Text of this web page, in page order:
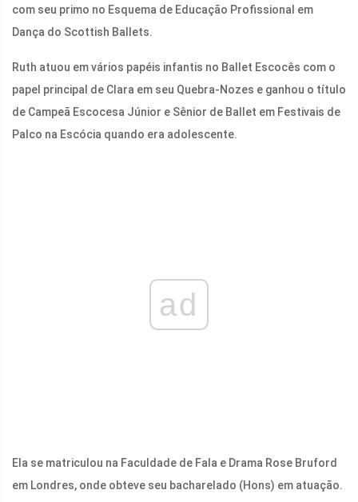
com seu primo no Esquema de Educação Profissional em
Dança do Scottish Ballets.
Ruth atuou em vários papéis infantis no Ballet Escocês com o
papel principal de Clara em seu Quebra-Nozes e ganhou o título
de Campeã Escocesa Júnior e Sênior de Ballet em Festivais de
Palco na Escócia quando era adolescente.
ad
Ela se matriculou na Faculdade de Fala e Drama Rose Bruford
em Londres, onde obteve seu bacharelado (Hons) em atuação.